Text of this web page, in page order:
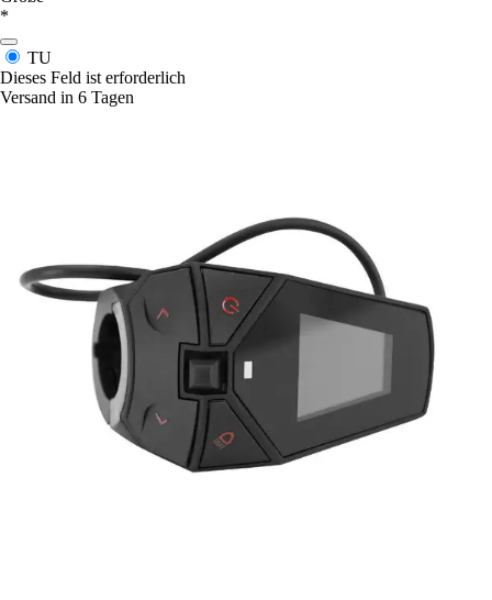
*
TU
Dieses Feld ist erforderlich
Versand in 6 Tagen